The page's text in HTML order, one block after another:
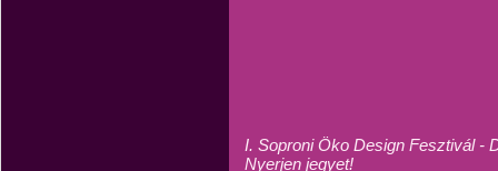
I. Soproni Öko Design Fesztivál -
Nyerjen jegyet!